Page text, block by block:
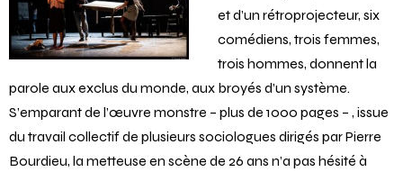
et d’un rétroprojecteur, six
comédiens, trois femmes,
trois hommes, donnent la
parole aux exclus du monde, aux broyés d’un système.
S’emparant de l’œuvre monstre – plus de 1000 pages – , issue
du travail collectif de plusieurs sociologues dirigés par Pierre
Bourdieu, la metteuse en scène de 26 ans n’a pas hésité à